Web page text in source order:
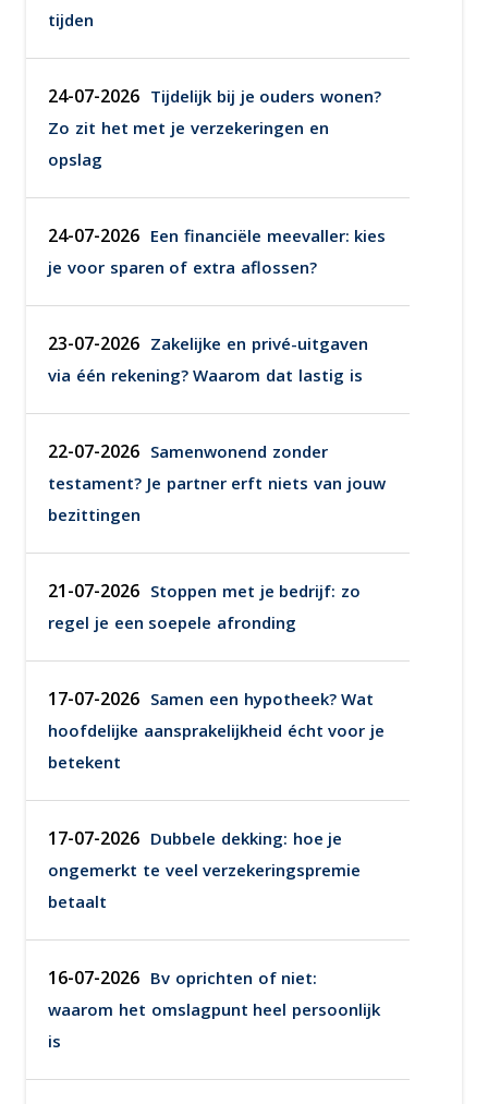
tijden
24-07-2026 Tijdelijk bij je ouders wonen?
Zo zit het met je verzekeringen en
opslag
24-07-2026 Een financiële meevaller: kies
je voor sparen of extra aflossen?
23-07-2026 Zakelijke en privé-uitgaven
via één rekening? Waarom dat lastig is
22-07-2026 Samenwonend zonder
testament? Je partner erft niets van jouw
bezittingen
21-07-2026 Stoppen met je bedrijf: zo
regel je een soepele afronding
17-07-2026 Samen een hypotheek? Wat
hoofdelijke aansprakelijkheid écht voor je
betekent
17-07-2026 Dubbele dekking: hoe je
ongemerkt te veel verzekeringspremie
betaalt
16-07-2026 Bv oprichten of niet:
waarom het omslagpunt heel persoonlijk
is